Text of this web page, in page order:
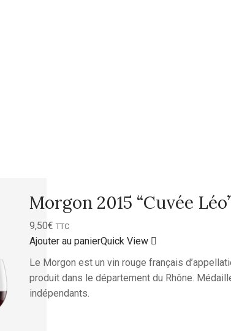
Morgon 2015 “Cuvée
9,50€ TTC
Ajouter au panierQuick View
Le Morgon est un vin rouge français
produit dans le département du Rhône.
indépendants.